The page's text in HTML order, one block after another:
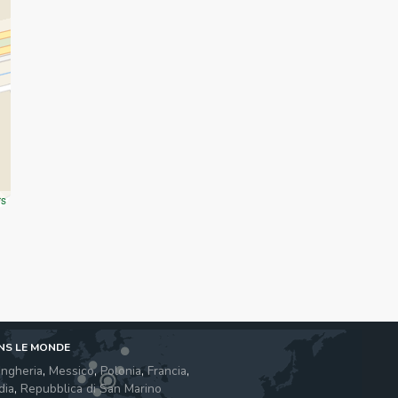
LE MONDE
, Messico,Polonia, Francia,
, Repubblica di San Marino